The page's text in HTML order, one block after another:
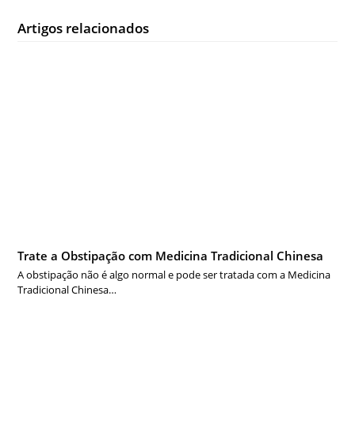
Artigos relacionados
Trate a Obstipação com Medicina Tradicional Chinesa
A obstipação não é algo normal e pode ser tratada com a Medicina
Tradicional Chinesa…